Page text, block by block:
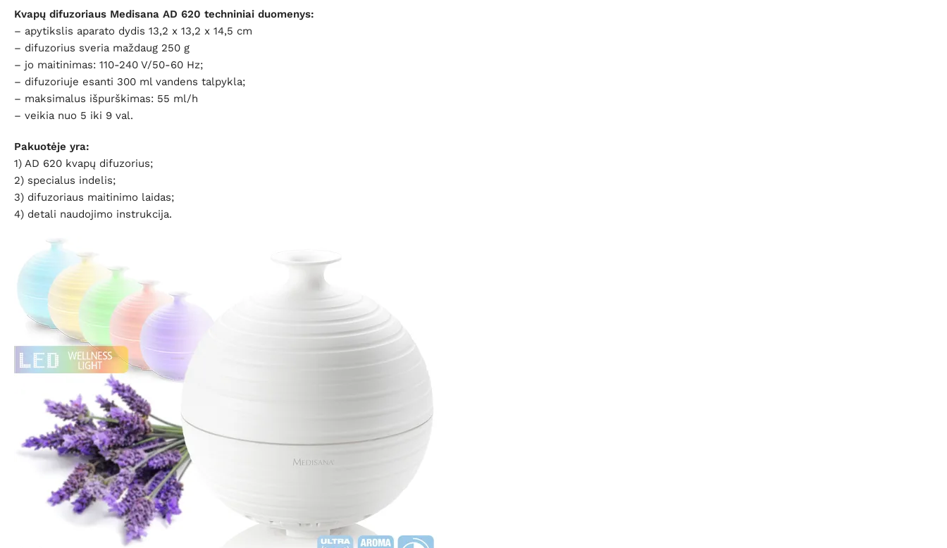
Kvapų difuzoriaus Medisana AD 620 techniniai duomenys:
– apytikslis aparato dydis 13,2 x 13,2 x 14,5 cm
– difuzorius sveria maždaug 250 g
– jo maitinimas: 110-240 V/50-60 Hz;
– difuzoriuje esanti 300 ml vandens talpykla;
– maksimalus išpurškimas: 55 ml/h
– veikia nuo 5 iki 9 val.
Pakuotėje yra:
1) AD 620 kvapų difuzorius;
2) specialus indelis;
3) difuzoriaus maitinimo laidas;
4) detali naudojimo instrukcija.